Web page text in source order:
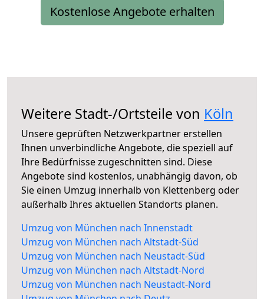
Kostenlose Angebote erhalten
Weitere Stadt-/Ortsteile von Köln
Unsere geprüften Netzwerkpartner erstellen
Ihnen unverbindliche Angebote, die speziell auf
Ihre Bedürfnisse zugeschnitten sind. Diese
Angebote sind kostenlos, unabhängig davon, ob
Sie einen Umzug innerhalb von Klettenberg oder
außerhalb Ihres aktuellen Standorts planen.
Umzug von München nach Innenstadt
Umzug von München nach Altstadt-Süd
Umzug von München nach Neustadt-Süd
Umzug von München nach Altstadt-Nord
Umzug von München nach Neustadt-Nord